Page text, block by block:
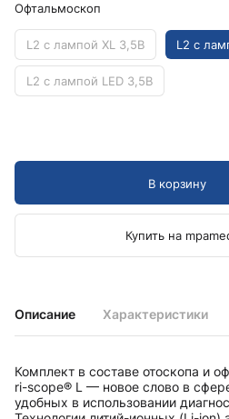
Описание Характеристики
Комплект в составе отоскопа и
ri-scope® L — новое слово в
удобных в использовании
Офтальмоскоп
L2 с лампой XL 3,5В L2 с
L2 с лампой LED 3,5В
В корзину
Купить на